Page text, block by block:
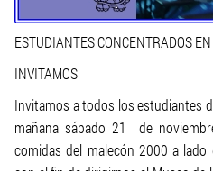
ESTUDIANTES CONCENTRADOS
INVITAMOS
Invitamos a todos los estudiantes
mañana sábado 21 de
comidas del malecón 2000 a lado